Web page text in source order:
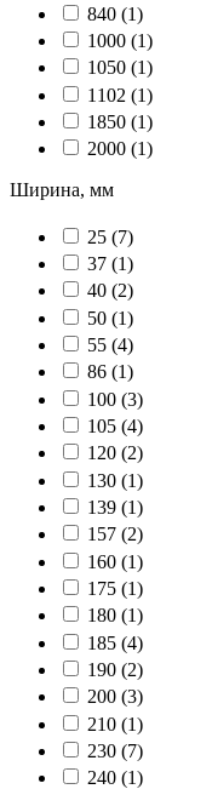
840 (1)
1000 (1)
1050 (1)
1102 (1)
1850 (1)
2000 (1)
Ширина, мм
25 (7)
37 (1)
40 (2)
50 (1)
55 (4)
86 (1)
100 (3)
105 (4)
120 (2)
130 (1)
139 (1)
157 (2)
160 (1)
175 (1)
180 (1)
185 (4)
190 (2)
200 (3)
210 (1)
230 (7)
240 (1)